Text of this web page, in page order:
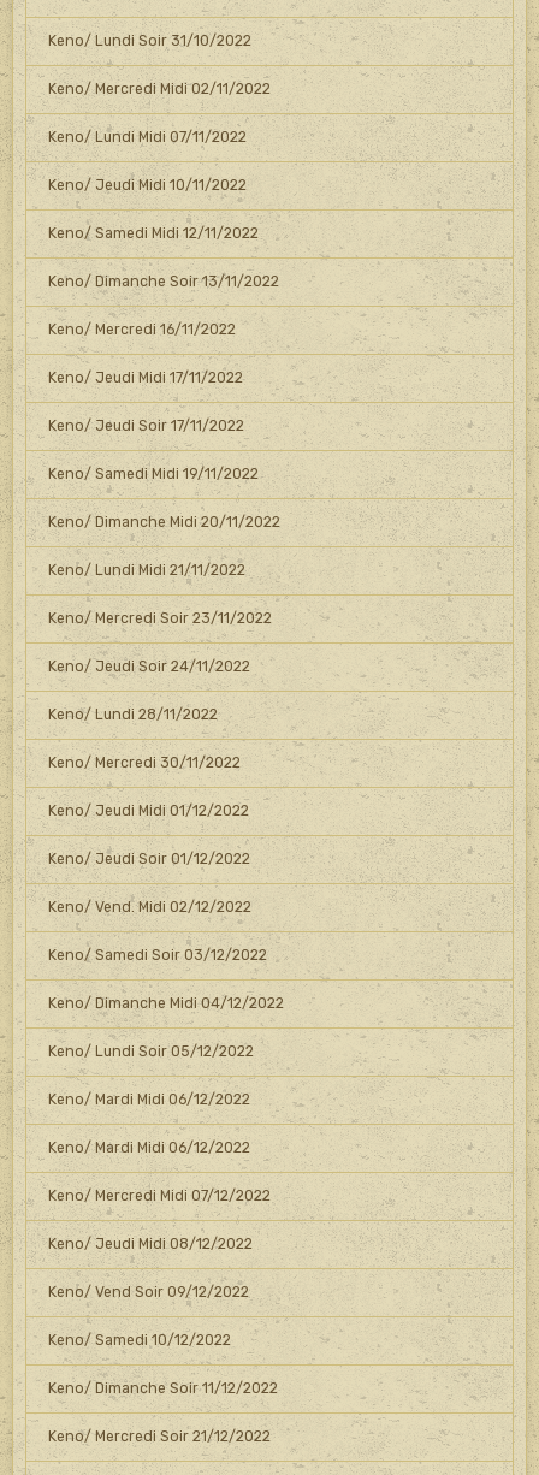
Keno/ Lundi Soir 31/10/2022
Keno/ Mercredi Midi 02/11/2022
Keno/ Lundi Midi 07/11/2022
Keno/ Jeudi Midi 10/11/2022
Keno/ Samedi Midi 12/11/2022
Keno/ Dimanche Soir 13/11/2022
Keno/ Mercredi 16/11/2022
Keno/ Jeudi Midi 17/11/2022
Keno/ Jeudi Soir 17/11/2022
Keno/ Samedi Midi 19/11/2022
Keno/ Dimanche Midi 20/11/2022
Keno/ Lundi Midi 21/11/2022
Keno/ Mercredi Soir 23/11/2022
Keno/ Jeudi Soir 24/11/2022
Keno/ Lundi 28/11/2022
Keno/ Mercredi 30/11/2022
Keno/ Jeudi Midi 01/12/2022
Keno/ Jeudi Soir 01/12/2022
Keno/ Vend. Midi 02/12/2022
Keno/ Samedi Soir 03/12/2022
Keno/ Dimanche Midi 04/12/2022
Keno/ Lundi Soir 05/12/2022
Keno/ Mardi Midi 06/12/2022
Keno/ Mardi Midi 06/12/2022
Keno/ Mercredi Midi 07/12/2022
Keno/ Jeudi Midi 08/12/2022
Keno/ Vend Soir 09/12/2022
Keno/ Samedi 10/12/2022
Keno/ Dimanche Soir 11/12/2022
Keno/ Mercredi Soir 21/12/2022